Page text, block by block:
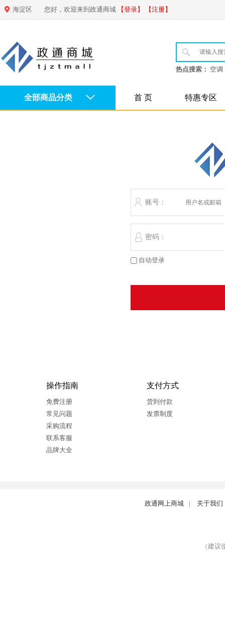
海淀区 您好，欢迎来到政通商城 【登录】 【注册】
热点搜索： 空调
全部商品分类 首 页 特惠专区
账号：
密码：
自动登录
操作指南
免费注册
常见问题
采购流程
联系客服
品牌大全
支付方式
货到付款
发票制度
政通网上商城 | 关于我们
（建